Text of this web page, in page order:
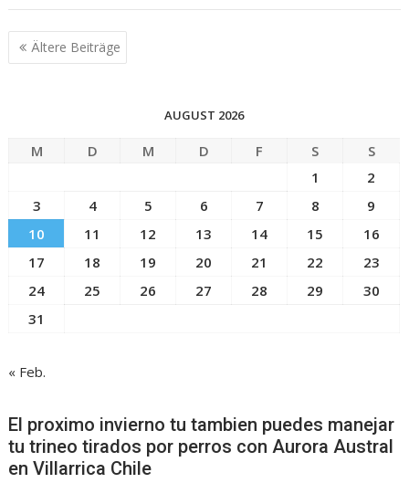
Beitragsnavigation
Ältere Beiträge
AUGUST 2026
M D M D F S
S
1
2
3
4 5 6 7 8
9
10
11 12 13 14 15
16
17
18 19 20 21 22
23
24
25 26 27 28 29
30
31
« Feb.
El proximo invierno tu tambien puedes manejar
tu trineo tirados por perros con Aurora Austral
en Villarrica Chile